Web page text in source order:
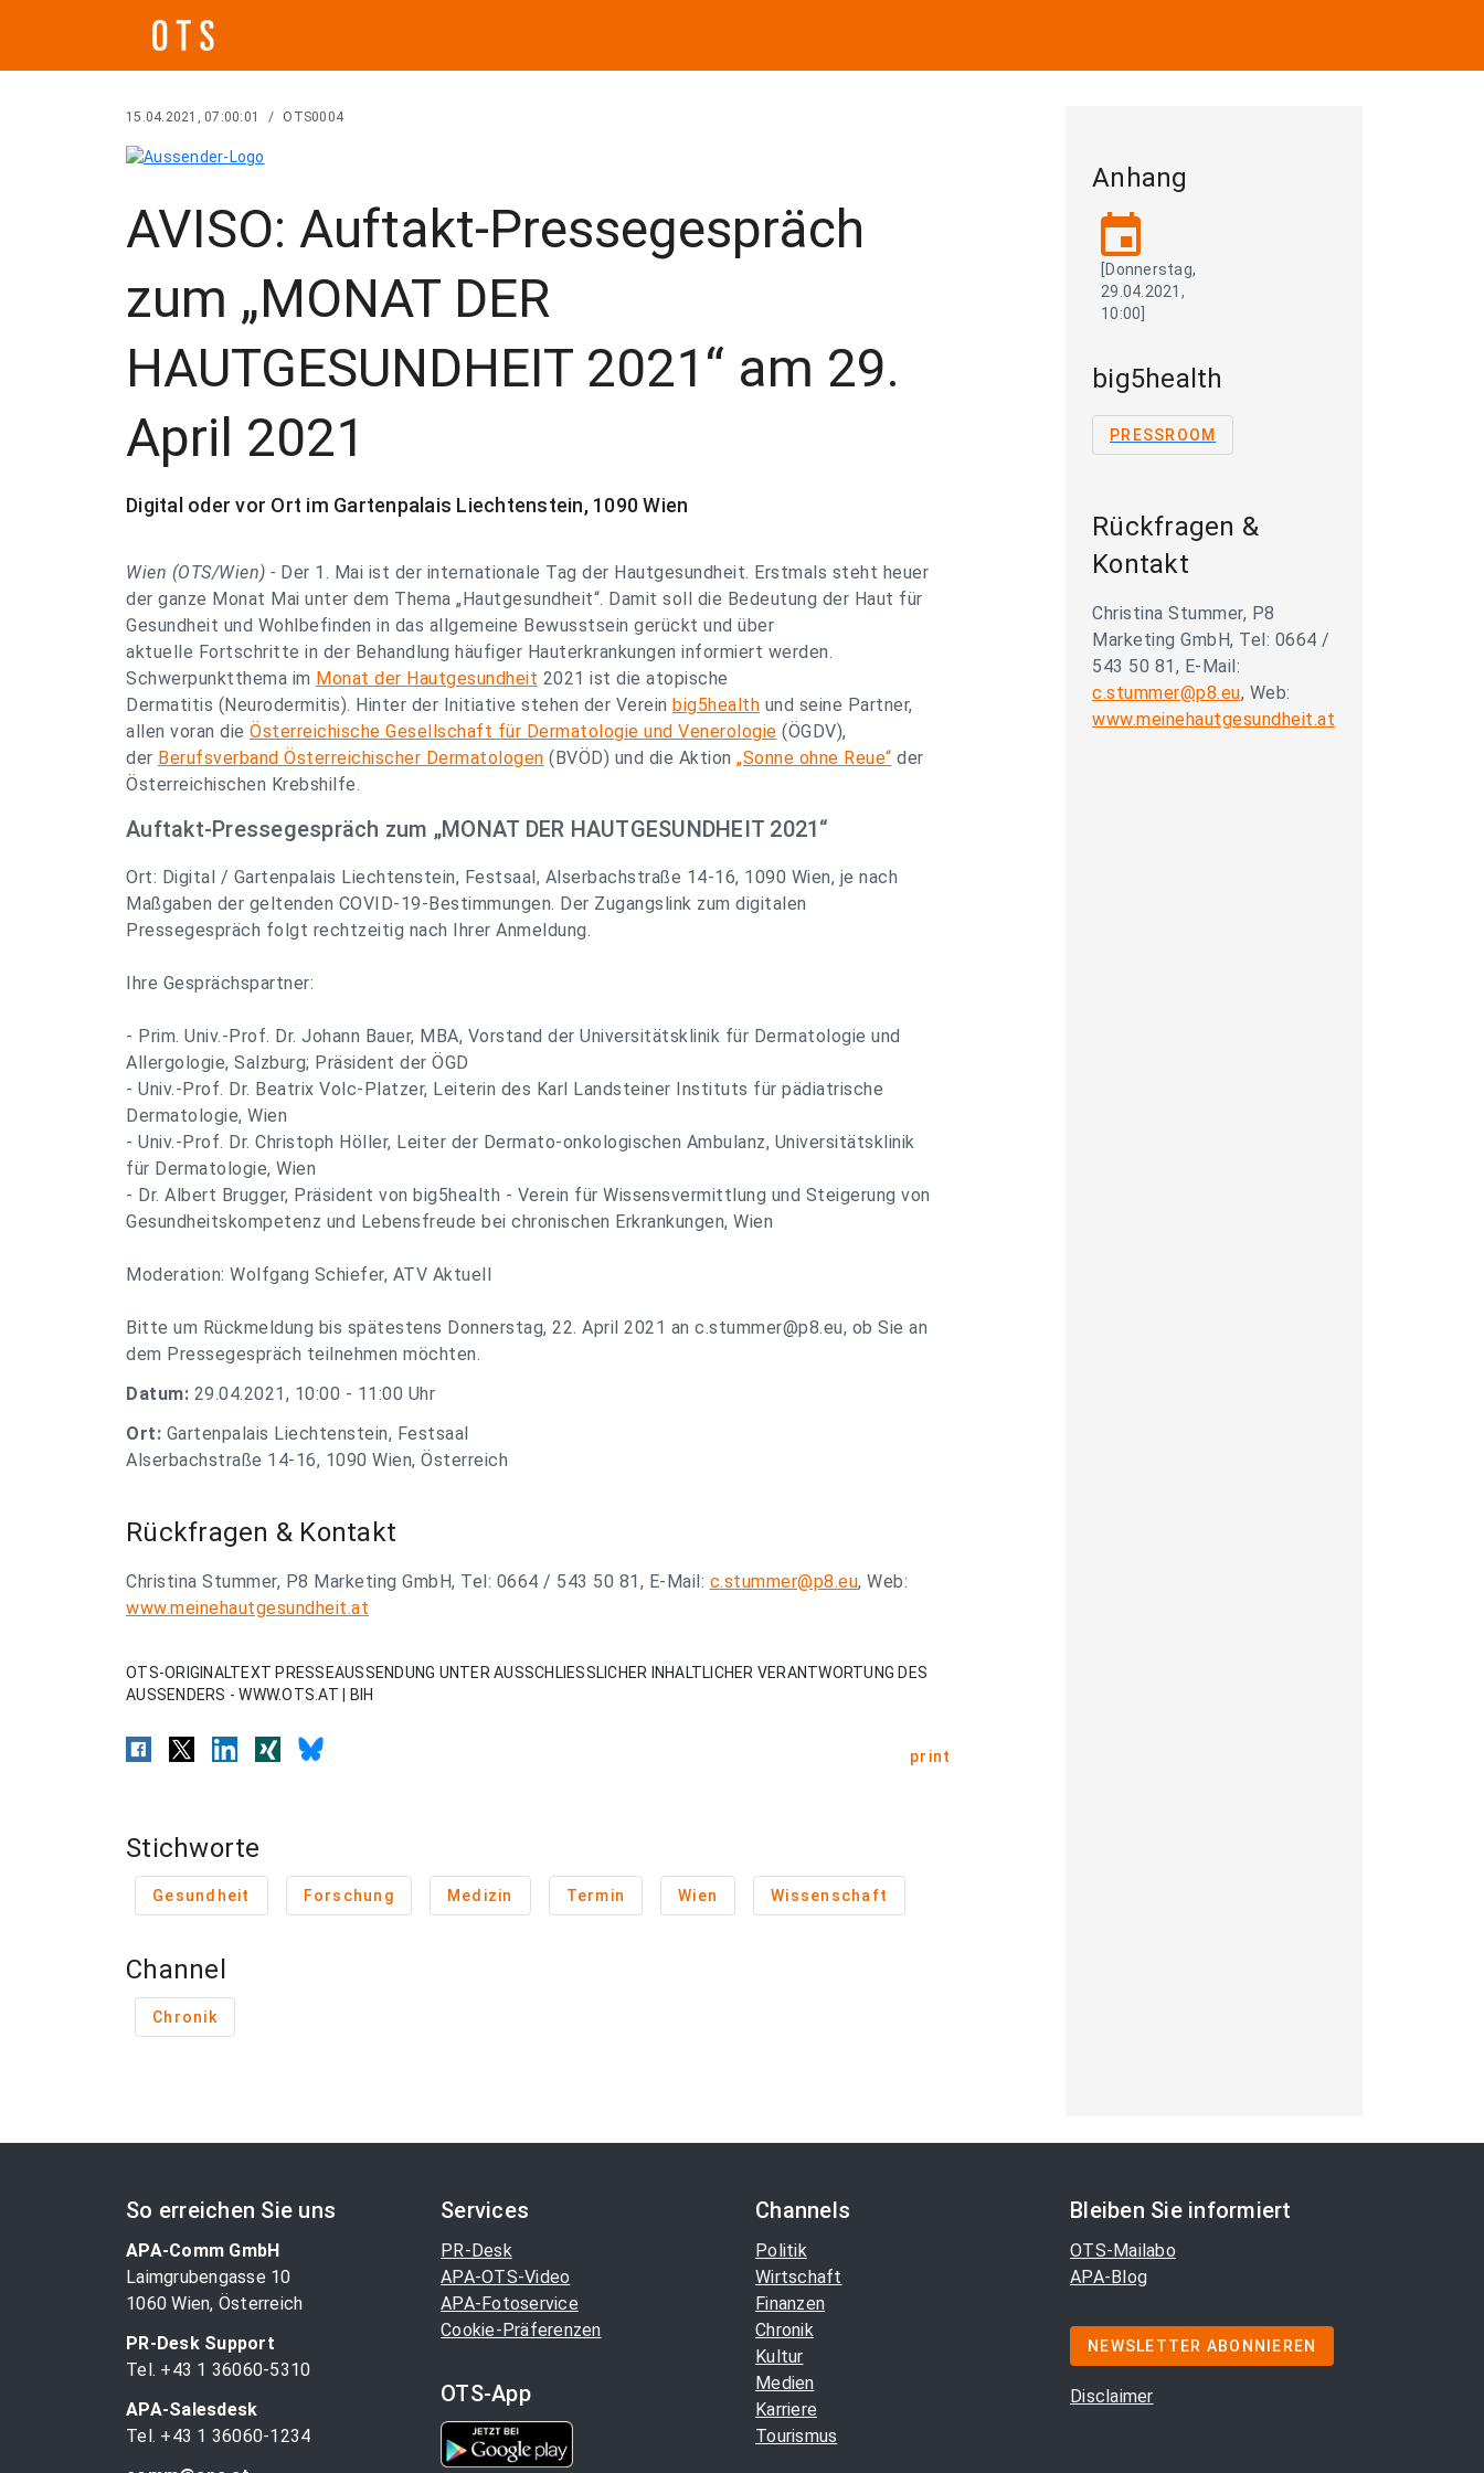
15.04.2021, 07:00:01 / OTS0004
AVISO: Auftakt-Pressegespräch
zum „MONAT DER
HAUTGESUNDHEIT 2021“ am 29.
April 2021
Digital oder vor Ort im Gartenpalais Liechtenstein, 1090 Wien
Wien (OTS/Wien) - Der 1. Mai ist der internationale Tag der Hautgesundheit. Erstmals steht heuer
der ganze Monat Mai unter dem Thema „Hautgesundheit“. Damit soll die Bedeutung der Haut für
Gesundheit und Wohlbefinden in das allgemeine Bewusstsein gerückt und über
aktuelle Fortschritte in der Behandlung häufiger Hauterkrankungen informiert werden.
Schwerpunktthema im Monat der Hautgesundheit 2021 ist die atopische
Dermatitis (Neurodermitis). Hinter der Initiative stehen der Verein big5health und seine Partner,
allen voran die Österreichische Gesellschaft für Dermatologie und Venerologie (ÖGDV),
der Berufsverband Österreichischer Dermatologen (BVÖD) und die Aktion „Sonne ohne Reue“ der
Österreichischen Krebshilfe.
Auftakt-Pressegespräch zum „MONAT DER HAUTGESUNDHEIT 2021“
Ort: Digital / Gartenpalais Liechtenstein, Festsaal, Alserbachstraße 14-16, 1090 Wien, je nach
Maßgaben der geltenden COVID-19-Bestimmungen. Der Zugangslink zum digitalen
Pressegespräch folgt rechtzeitig nach Ihrer Anmeldung.
Ihre Gesprächspartner:
- Prim. Univ.-Prof. Dr. Johann Bauer, MBA, Vorstand der Universitätsklinik für Dermatologie und
Allergologie, Salzburg; Präsident der ÖGD
- Univ.-Prof. Dr. Beatrix Volc-Platzer, Leiterin des Karl Landsteiner Instituts für pädiatrische
Dermatologie, Wien
- Univ.-Prof. Dr. Christoph Höller, Leiter der Dermato-onkologischen Ambulanz, Universitätsklinik
für Dermatologie, Wien
- Dr. Albert Brugger, Präsident von big5health - Verein für Wissensvermittlung und Steigerung von
Gesundheitskompetenz und Lebensfreude bei chronischen Erkrankungen, Wien
Moderation: Wolfgang Schiefer, ATV Aktuell
Bitte um Rückmeldung bis spätestens Donnerstag, 22. April 2021 an c.stummer@p8.eu, ob Sie an
dem Pressegespräch teilnehmen möchten.
Datum: 29.04.2021, 10:00 - 11:00 Uhr
Ort: Gartenpalais Liechtenstein, Festsaal
Alserbachstraße 14-16, 1090 Wien, Österreich
Rückfragen & Kontakt
Christina Stummer, P8 Marketing GmbH, Tel: 0664 / 543 50 81, E-Mail: c.stummer@p8.eu, Web:
www.meinehautgesundheit.at
OTS-ORIGINALTEXT PRESSEAUSSENDUNG UNTER AUSSCHLIESSLICHER INHALTLICHER VERANTWORTUNG DES
AUSSENDERS - WWW.OTS.AT | BIH
print
Stichworte
Gesundheit Forschung Medizin Termin Wien Wissenschaft
Channel
Chronik
Anhang
event
[Donnerstag,
29.04.2021,
10:00]
big5health
PRESSROOM
Rückfragen &
Kontakt
Christina Stummer, P8
Marketing GmbH, Tel: 0664 /
543 50 81, E-Mail:
c.stummer@p8.eu, Web:
www.meinehautgesundheit.at
So erreichen Sie uns
APA-Comm GmbH
Laimgrubengasse 10
1060 Wien, Österreich
PR-Desk Support
Tel. +43 1 36060-5310
APA-Salesdesk
Tel. +43 1 36060-1234
Services
PR-Desk
APA-OTS-Video
APA-Fotoservice
Cookie-Präferenzen
OTS-App
Channels
Politik
Wirtschaft
Finanzen
Chronik
Kultur
Medien
Karriere
Tourismus
Bleiben Sie informiert
OTS-Mailabo
APA-Blog
NEWSLETTER ABONNIEREN
Disclaimer